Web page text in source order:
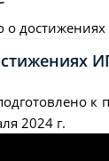
о
к
2024 г.